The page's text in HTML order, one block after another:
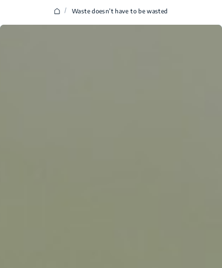
/ Waste doesn’t have to be wasted